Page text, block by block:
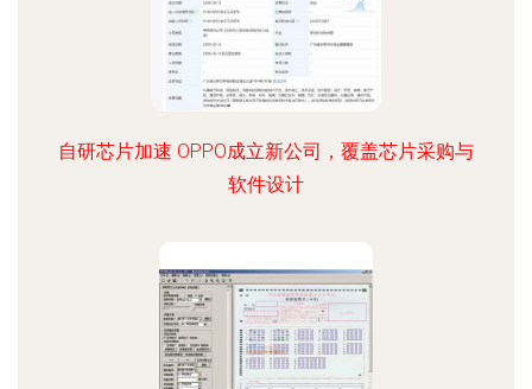
自研芯片加速 OPPO成立新公司，覆盖芯片采购与
软件设计